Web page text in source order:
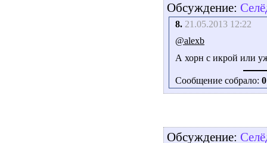
Обсуждение:
8. 21.05.2013 12:22
@alexb
А хорн с икрой или
Сообщение собрало: 0
Обсуждение: